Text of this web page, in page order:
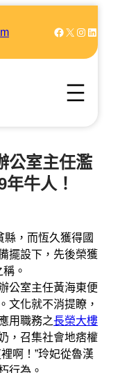
Facebook X Instagram LinkedIn
公室主任濫
牛人！
縣，而恆久獲得國
擺設下，先後榮獲
。
室主任黃海東便
文化就不消提瞭，
用職務之長榮大樓
，召集社會地痞權
啊！”玲妃從魯漢
行為。